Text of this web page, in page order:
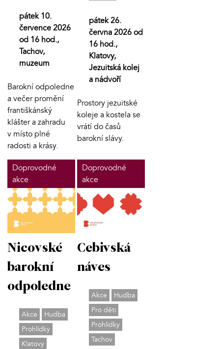
pátek 10.
července 2026
od 16 hod.,
Tachov,
muzeum
Barokní odpoledne
a večer promění
františkánský
klášter a zahradu
v místo plné
radosti a krásy.
pátek 26.
června 2026 od
16 hod.,
Klatovy,
Jezuitská kolej
a nádvoří
Prostory jezuitské
koleje a kostela se
vrátí do časů
barokní slávy.
Doprovodné
akce
Nicovské
barokní
odpoledne
Akce
Hudba
Prohlídky
Klatovy
Doprovodné
akce
Cebivská
náves
Akce
Hudba
Pro děti
Prohlídky
Tachov